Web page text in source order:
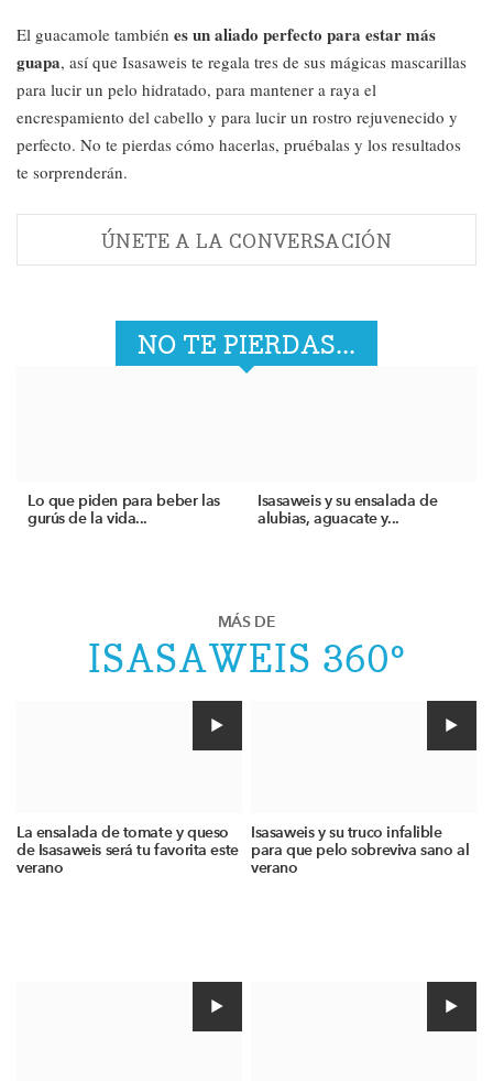
El guacamole también es un aliado perfecto para estar más
guapa, así que Isasaweis te regala tres de sus mágicas mascarillas
para lucir un pelo hidratado, para mantener a raya el
encrespamiento del cabello y para lucir un rostro rejuvenecido y
perfecto. No te pierdas cómo hacerlas, pruébalas y los resultados
te sorprenderán.
ÚNETE A LA CONVERSACIÓN
NO TE PIERDAS...
Lo que piden para beber las
gurús de la vida...
Isasaweis y su ensalada de
alubias, aguacate y...
MÁS DE
ISASAWEIS 360º
La ensalada de tomate y queso
de Isasaweis será tu favorita este
verano
Isasaweis y su truco infalible
para que pelo sobreviva sano al
verano